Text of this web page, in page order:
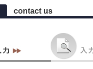
contact us